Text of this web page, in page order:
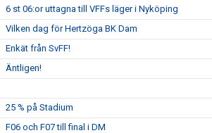
6 st 06:or uttagna till VFFs läger i Nyköping
Vilken dag för Hertzöga BK Dam
Enkät från SvFF!
Äntligen!
25 % på Stadium
F06 och F07 till final i DM